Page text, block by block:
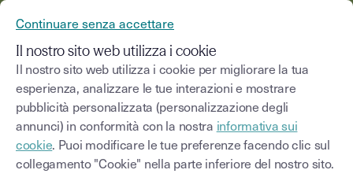
Blog
Seleziona una categoria Saisissez un terme
Continuare senza accettare
Il nostro sito web utilizza i cookie
Il nostro sito web utilizza i cookie per migliorare la tua
esperienza, analizzare le tue interazioni e mostrare
pubblicità personalizzata (personalizzazione degli
annunci) in conformità con la nostra informativa sui
cookie. Puoi modificare le tue preferenze facendo clic sul
collegamento "Cookie" nella parte inferiore del nostro sito.